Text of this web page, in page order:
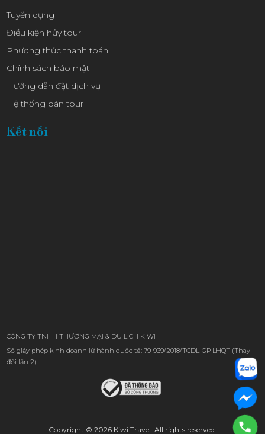
Tuyển dụng
Điều kiện hủy tour
Phương thức thanh toán
Chính sách bảo mật
Hướng dẫn đặt dịch vụ
Hệ thống bán tour
Kết nối
CÔNG TY TNHH THƯƠNG MẠI & DU LỊCH KIWI
Số giấy phép kinh doanh lữ hành quốc tế: 79-939/2018/TCDL-GP LHQT (Thay
đổi lần 2)
Copyright © 2026 Kiwi Travel. All rights reserved.